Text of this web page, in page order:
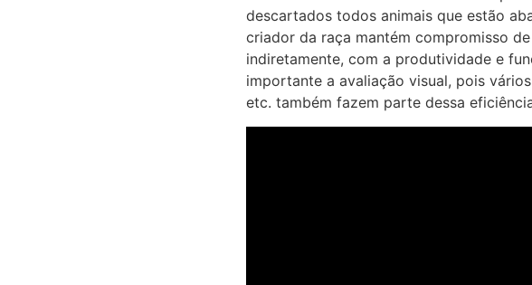
descartados todos animais que estão
criador da raça mantém compromisso
indiretamente, com a produtividade e
importante a avaliação visual, pois
etc. também fazem parte dessa